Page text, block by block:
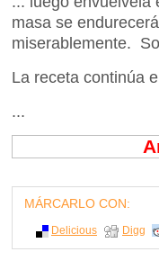
masa se
miserablemente.
La receta continúa
...
MÁRCARLO CON:
Delicious Digg